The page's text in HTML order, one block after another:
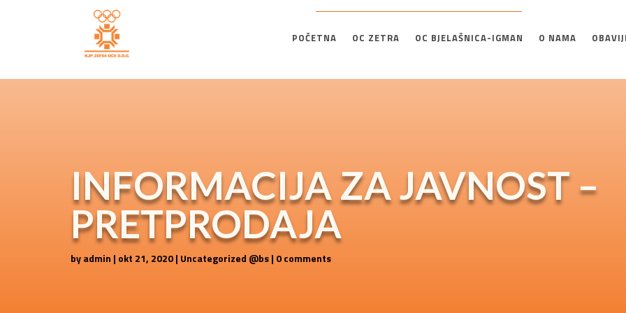
POČETNA OC ZETRA OC BJELAŠNICA-IGMAN O NAMA
INFORMACIJA ZA JAVNOST –
PRETPRODAJA
byadmin | okt 21, 2020| Uncategorized @bs| 0 comments